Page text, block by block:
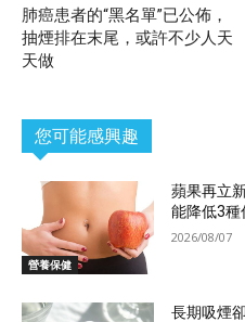
肺癌患者的“黑名單”已公佈，
抽煙排在末尾，或許不少人天
天做
您可能感興趣
營養保健
蘋果再立
能降低3種
2026/08/07
長期吸煙